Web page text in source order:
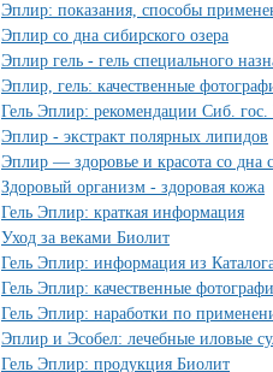
Эплир: показания, способы
Эплир со дна сибирского озера
Эплир гель - гель специального
Эплир, гель: качественные
Гель Эплир: рекомендации Сиб.
Эплир - экстракт полярных липидов
Эплир — здоровье и красота со дна
Здоровый организм - здоровая кожа
Гель Эплир: краткая информация
Уход за веками Биолит
Гель Эплир: информация из
Гель Эплир: качественные
Гель Эплир: наработки по
Эплир и Эсобел: лечебные иловые
Гель Эплир: продукция Биолит